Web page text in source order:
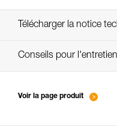
Conseils pour
Voir la page produit